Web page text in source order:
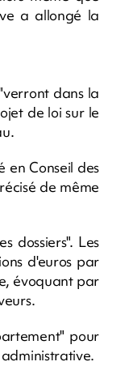
a allongé la
dans la
de loi sur le
Conseil des
de même
dossiers". Les
d'euros par
évoquant par
pour